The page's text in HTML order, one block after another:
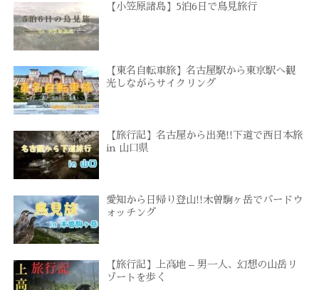
【小笠原諸島】5泊6日で鳥見旅行
【東名自転車旅】名古屋駅から東京駅へ観
光しながらサイクリング
【旅行記】名古屋から出発!!下道で西日本旅
in 山口県
愛知から日帰り登山!!木曽駒ヶ岳でバードウ
ォッチング
【旅行記】上高地 – 男一人、幻想の山岳リ
ゾートを歩く